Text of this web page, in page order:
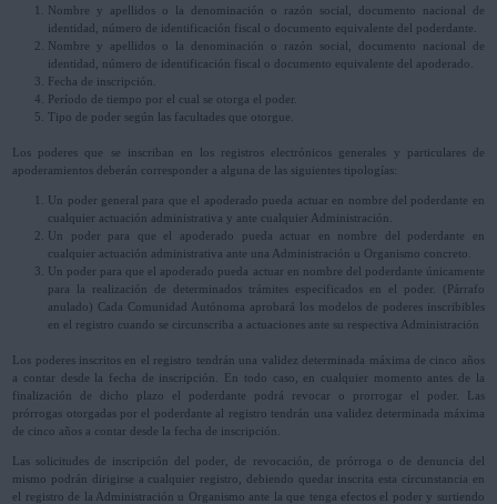
Nombre y apellidos o la denominación o razón social, documento nacional de
identidad, número de identificación fiscal o documento equivalente del poderdante.
Nombre y apellidos o la denominación o razón social, documento nacional de
identidad, número de identificación fiscal o documento equivalente del apoderado.
Fecha de inscripción.
Período de tiempo por el cual se otorga el poder.
Tipo de poder según las facultades que otorgue.
Los poderes que se inscriban en los registros electrónicos generales y particulares de
apoderamientos deberán corresponder a alguna de las siguientes tipologías:
Un poder general para que el apoderado pueda actuar en nombre del poderdante en
cualquier actuación administrativa y ante cualquier Administración.
Un poder para que el apoderado pueda actuar en nombre del poderdante en
cualquier actuación administrativa ante una Administración u Organismo concreto.
Un poder para que el apoderado pueda actuar en nombre del poderdante únicamente
para la realización de determinados trámites especificados en el poder. (Párrafo
anulado) Cada Comunidad Autónoma aprobará los modelos de poderes inscribibles
en el registro cuando se circunscriba a actuaciones ante su respectiva Administración
Los poderes inscritos en el registro tendrán una validez determinada máxima de cinco años
a contar desde la fecha de inscripción. En todo caso, en cualquier momento antes de la
finalización de dicho plazo el poderdante podrá revocar o prorrogar el poder. Las
prórrogas otorgadas por el poderdante al registro tendrán una validez determinada máxima
de cinco años a contar desde la fecha de inscripción.
Las solicitudes de inscripción del poder, de revocación, de prórroga o de denuncia del
mismo podrán dirigirse a cualquier registro, debiendo quedar inscrita esta circunstancia en
el registro de la Administración u Organismo ante la que tenga efectos el poder y surtiendo